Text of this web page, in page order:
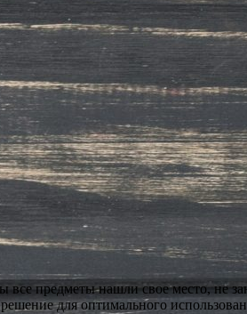
предметы нашли свое место, не
для оптимального